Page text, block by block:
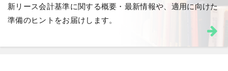
新リース会計基準に関する概要・最新情報や、適用に向けた
準備のヒントをお届けします。